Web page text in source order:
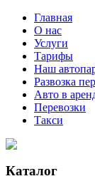
Главная
О нас
Услуги
Тарифы
Наш
Развозка
Авто в
Перевозки
Такси
Каталог